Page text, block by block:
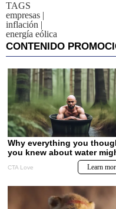
TAGS
empresas |
inflación |
energía eólica